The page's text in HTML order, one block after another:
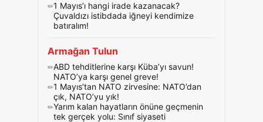
1 Mayıs’ı hangi irade kazanacak?
Çuvaldızı istibdada iğneyi kendimize
batıralım!
Armağan Tulun
ABD tehditlerine karşı Küba’yı savun!
NATO’ya karşı genel greve!
1 Mayıs’tan NATO zirvesine: NATO’dan
çık, NATO’yu yık!
Yarım kalan hayatların önüne geçmenin
tek gerçek yolu: Sınıf siyaseti